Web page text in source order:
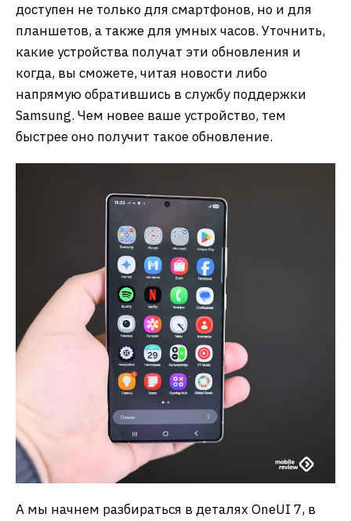
доступен не только для смартфонов, но и для
планшетов, а также для умных часов. Уточнить,
какие устройства получат эти обновления и
когда, вы сможете, читая новости либо
напрямую обратившись в службу поддержки
Samsung. Чем новее ваше устройство, тем
быстрее оно получит такое обновление.
А мы начнем разбираться в деталях OneUI 7, в